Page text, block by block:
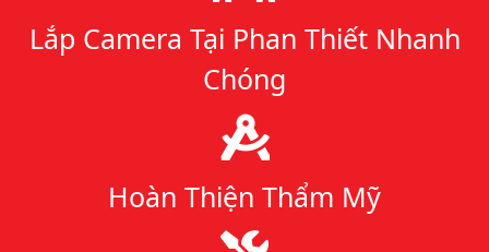
Lắp Camera Tại Phan Thiết Nhanh
Chóng
Hoàn Thiện Thẩm Mỹ